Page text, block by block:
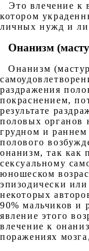
Это влечение к
котором
личных нужд и
Онанизм
Онанизм
раздражения
покраснением,
результате
половых органов
грудном и раннем
полового
онанизм, так как
сексуальному
юношеском
эпизодически
некоторых
90% мальчиков и
явление этого
влечение к
поражениях